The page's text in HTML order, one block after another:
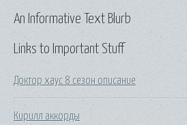
Links to Important Stuff
Доктор хаус 8 сезон описание
Кирилл аккорды
An Informative Text Blurb